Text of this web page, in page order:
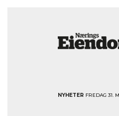
NYHETER FREDAG 31.